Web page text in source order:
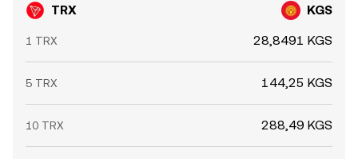
TRX KGS
1 TRX 28,8491 KGS
5 TRX 144,25 KGS
10 TRX 288,49 KGS